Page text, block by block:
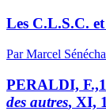
Les C.L.S.C.
Par Marcel
PERALDI,
des autres, XI,